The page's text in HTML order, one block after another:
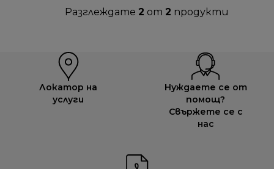
Разглеждате 2 от 2 продукти
Локатор на
услуги
Нуждаете се от
помощ?
Свържете се с
нас